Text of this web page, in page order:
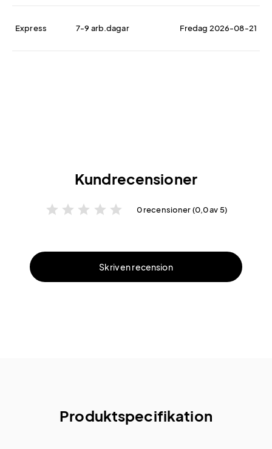
Express 7-9 arb.dagar Fredag 2026-08-21
Kundrecensioner
star star star star star 0 recensioner (0,0 av 5)
Skriv en recension
Produktspecifikation